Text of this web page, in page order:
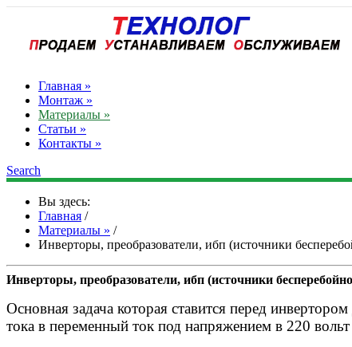
Главная »
Монтаж »
Материалы »
Статьи »
Контакты »
Search
Вы здесь:
Главная /
Материалы » /
Инверторы, преобразователи, ибп (источники
Инверторы, преобразователи, ибп (источники
Основная задача которая ставится перед
тока в переменный ток под напряжением в 220